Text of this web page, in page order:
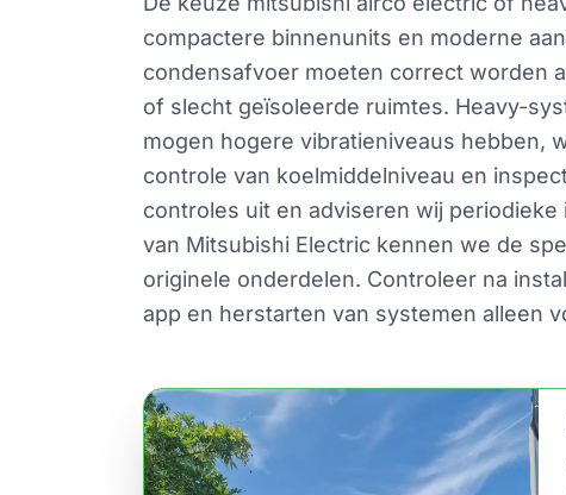
compactere binnenunits en moderne
condensafvoer moeten correct worden
of slecht geïsoleerde ruimtes. Heavy-
mogen hogere vibratieniveaus hebben,
controle van koelmiddelniveau en
controles uit en adviseren wij
van Mitsubishi Electric kennen we de
originele onderdelen. Controleer na
app en herstarten van systemen alleen